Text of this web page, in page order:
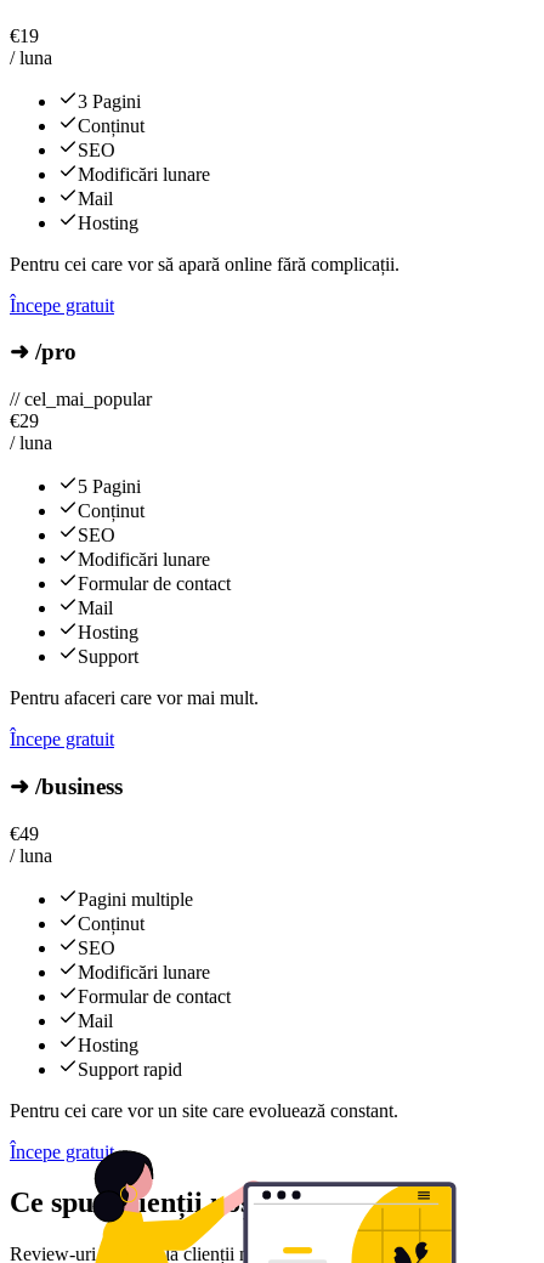
€19
/ luna
3 Pagini
Conținut
SEO
Modificări lunare
Mail
Hosting
Pentru cei care vor să apară online fără complicații.
Începe gratuit
➜ /pro
// cel_mai_popular
€29
/ luna
5 Pagini
Conținut
SEO
Modificări lunare
Formular de contact
Mail
Hosting
Support
Pentru afaceri care vor mai mult.
Începe gratuit
➜ /business
€49
/ luna
Pagini multiple
Conținut
SEO
Modificări lunare
Formular de contact
Mail
Hosting
Support rapid
Pentru cei care vor un site care evoluează constant.
Începe gratuit
Ce spun clienții noștri
Review-uri reale de la clienții noștri mulțumiți